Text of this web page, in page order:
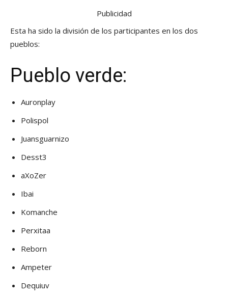
Publicidad
Esta ha sido la división de los participantes en los dos
pueblos:
Pueblo verde:
Auronplay
Polispol
Juansguarnizo
Desst3
aXoZer
Ibai
Komanche
Perxitaa
Reborn
Ampeter
Dequiuv